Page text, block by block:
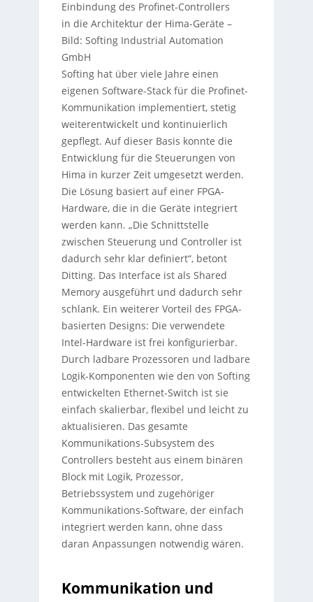
Einbindung des Profinet-Controllers
in die Architektur der Hima-Geräte –
Bild: Softing Industrial Automation
GmbH
Softing hat über viele Jahre einen
eigenen Software-Stack für die Profinet-
Kommunikation implementiert, stetig
weiterentwickelt und kontinuierlich
gepflegt. Auf dieser Basis konnte die
Entwicklung für die Steuerungen von
Hima in kurzer Zeit umgesetzt werden.
Die Lösung basiert auf einer FPGA-
Hardware, die in die Geräte integriert
werden kann. „Die Schnittstelle
zwischen Steuerung und Controller ist
dadurch sehr klar definiert“, betont
Ditting. Das Interface ist als Shared
Memory ausgeführt und dadurch sehr
schlank. Ein weiterer Vorteil des FPGA-
basierten Designs: Die verwendete
Intel-Hardware ist frei konfigurierbar.
Durch ladbare Prozessoren und ladbare
Logik-Komponenten wie den von Softing
entwickelten Ethernet-Switch ist sie
einfach skalierbar, flexibel und leicht zu
aktualisieren. Das gesamte
Kommunikations-Subsystem des
Controllers besteht aus einem binären
Block mit Logik, Prozessor,
Betriebssystem und zugehöriger
Kommunikations-Software, der einfach
integriert werden kann, ohne dass
daran Anpassungen notwendig wären.
Kommunikation und